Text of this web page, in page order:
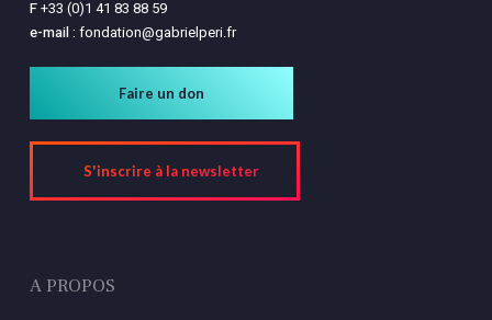
F+33 (0)1 41 83 88 59
e-mail : fondation@gabrielperi.fr
Faire un don
S'inscrire à la newsletter
A PROPOS